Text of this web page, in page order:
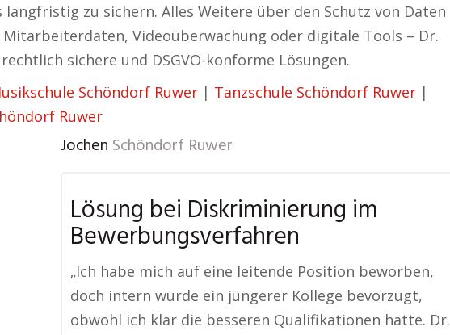
zu sichern. Alles Weitere über den Schutz von Daten
Videoüberwachung oder digitale Tools – Dr.
sichere und DSGVO-konforme Lösungen.
Schöndorf Ruwer | Tanzschule Schöndorf Ruwer |
Ruwer
Jochen Schöndorf Ruwer
Lösung bei Diskriminierung im
Bewerbungsverfahren
„Ich habe mich auf eine leitende Position beworben,
doch intern wurde ein jüngerer Kollege bevorzugt,
obwohl ich klar die besseren Qualifikationen hatte. Dr.